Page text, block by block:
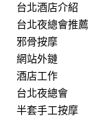
台北酒店介紹
台北夜總會推薦
邪骨按摩
網站外鏈
酒店工作
台北夜總會
半套手工按摩